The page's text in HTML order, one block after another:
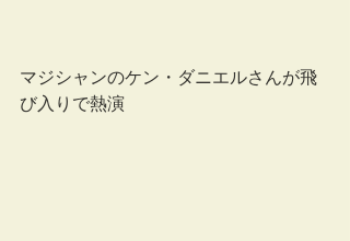
マジシャンのケン・ダニエルさんが飛
び入りで熱演